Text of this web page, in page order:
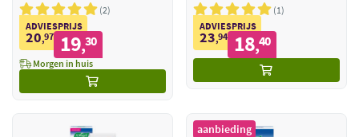
2
ADVIESPRIJS
20,97 19,30
Morgen in huis
1
ADVIESPRIJS
23,94 18,40
aanbieding